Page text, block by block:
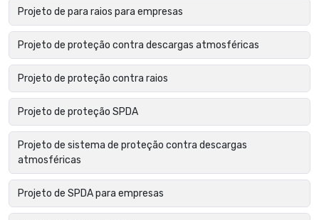
Projeto de para raios para empresas
Projeto de proteção contra descargas atmosféricas
Projeto de proteção contra raios
Projeto de proteção SPDA
Projeto de sistema de proteção contra descargas
atmosféricas
Projeto de SPDA para empresas